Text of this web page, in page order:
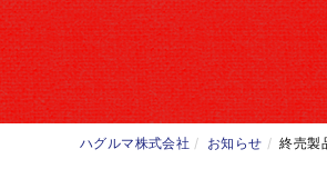
ハグルマ株式会社 お知らせ 終売製